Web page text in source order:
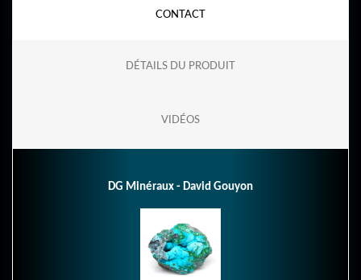
CONTACT
DÉTAILS DU PRODUIT
VIDÉOS
DG Minéraux - David Gouyon